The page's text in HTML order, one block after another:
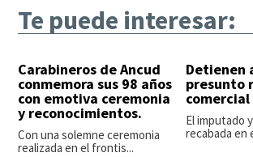
Te puede interesar:
Carabineros de Ancud
conmemora sus 98 años
con emotiva ceremonia
y reconocimientos.
Con una solemne ceremonia
realizada en el frontis...
Detienen
presunto
El imputado
recabada en